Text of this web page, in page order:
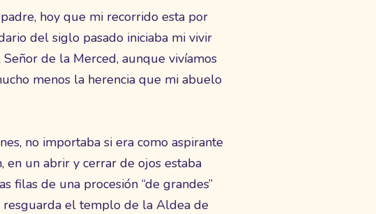
hoy que mi recorrido esta por
del siglo pasado iniciaba mi vivir
de la Merced, aunque vivíamos
menos la herencia que mi abuelo
no importaba si era como aspirante
en un abrir y cerrar de ojos estaba
filas de una procesión “de grandes”
resguarda el templo de la Aldea de